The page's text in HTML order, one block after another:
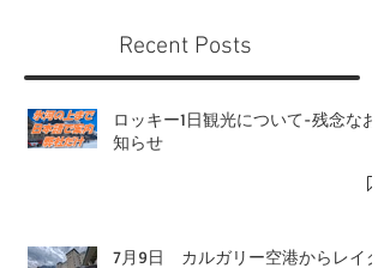
Recent Posts
ロッキー1日観光について-残念なお
知らせ
7月9日 カルガリー空港からレイク